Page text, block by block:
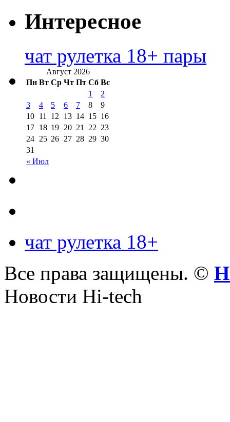
Интересное
чат рулетка 18+ пары
Август 2026
Пн Вт Ср Чт Пт Сб Вс
« Июл
1
2
3
4 5 6 7 8
9
10 11 12 13 14 15 16
17 18 19 20 21 22 23
24 25 26 27 28 29 30
31
чат рулетка 18+
Все права защищены. ©
Новости Hi-tech